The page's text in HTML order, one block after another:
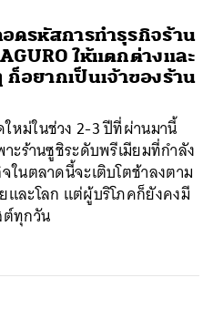
อดรหัสการทำธุรกิจร้าน
ให้แตกต่างและ
ก็อยากเป็นเจ้าของร้าน
หม่ในช่วง 2-3 ปีที่ผ่านมานี้
ะร้านซูชิระดับพรีเมียมที่กำลัง
ในตลาดนี้จะเติบโตช้าลงตาม
และโลก แต่ผู้บริโภคก็ยังคงมี
ต์ทุกวัน